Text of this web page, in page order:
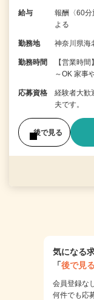
給与
報酬〈60
よる
勤務地 神奈川県海
勤務時間
【営業時
～OK 家事
応募資格
経験者大歓
夫です。
後で見る
気になる
「後で見る
会員登録な
何件でも応